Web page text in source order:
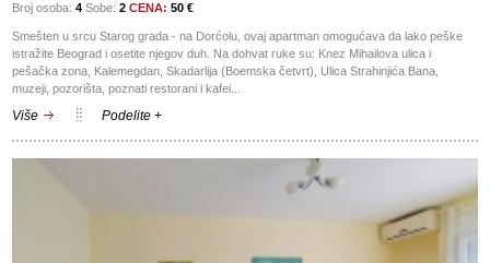
Broj osoba:4 Sobe:2 CENA:50 €
Smešten u srcu Starog grada - na Dorćolu, ovaj apartman omogućava da lako peške
istražite Beograd i osetite njegov duh. Na dohvat ruke su: Knez Mihailova ulica i
pešačka zona, Kalemegdan, Skadarlija (Boemska četvrt), Ulica Strahinjića Bana,
muzeji, pozorišta, poznati restorani i kafei...
Više Podelite +